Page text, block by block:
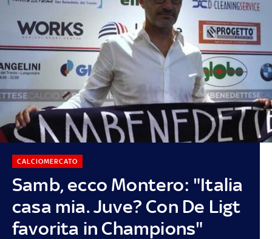
Samb, ecco Montero: "Italia
casa mia. Juve? Con De Ligt
favorita in Champions"
CALCIOMERCATO